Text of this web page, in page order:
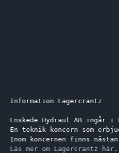
Information Lagercrantz
Enskede Hydraul AB ingår i
En teknik koncern som
Inom koncernen finns
Läs mer om Lagercrantz här.